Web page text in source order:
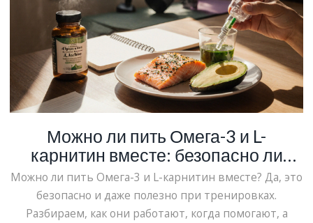
Можно ли пить Омега-3 и L-
карнитин вместе: безопасно ли
сочетание?
Можно ли пить Омега-3 и L-карнитин вместе? Да, это
безопасно и даже полезно при тренировках.
Разбираем, как они работают, когда помогают, а